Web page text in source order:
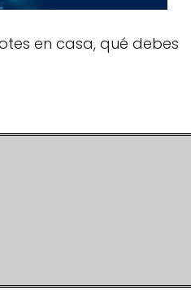
en casa, qué debes